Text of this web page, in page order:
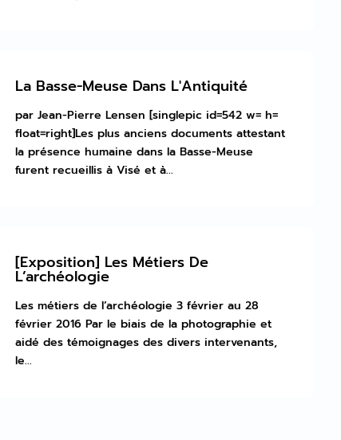
La Basse-Meuse Dans L'Antiquité
par Jean-Pierre Lensen [singlepic id=542 w= h=
float=right]Les plus anciens documents attestant
la présence humaine dans la Basse-Meuse
furent recueillis à Visé et à...
[Exposition] Les Métiers De
L’archéologie
Les métiers de l’archéologie 3 février au 28
février 2016 Par le biais de la photographie et
aidé des témoignages des divers intervenants,
le...